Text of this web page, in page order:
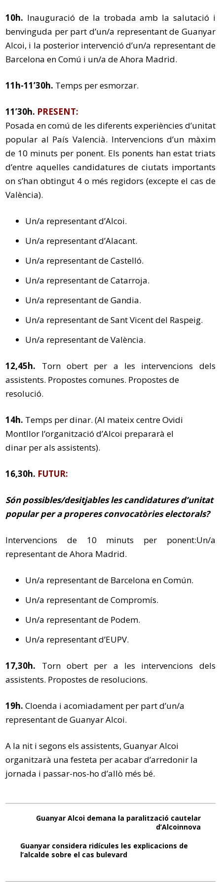
10h. Inauguració de la trobada amb la salutació i
benvinguda per part d’un/a representant de Guanyar
Alcoi, i la posterior intervenció d’un/a representant de
Barcelona en Comú i un/a de Ahora Madrid.
11h-11’30h. Temps per esmorzar.
11’30h. PRESENT:
Posada en comú de les diferents experiències d’unitat
popular al País Valencià. Intervencions d’un màxim
de 10 minuts per ponent. Els ponents han estat triats
d’entre aquelles candidatures de ciutats importants
on s’han obtingut 4 o més regidors (excepte el cas de
València).
Un/a representant d’Alcoi.
Un/a representant d’Alacant.
Un/a representant de Castelló.
Un/a representant de Catarroja.
Un/a representant de Gandia.
Un/a representant de Sant Vicent del Raspeig.
Un/a representant de València.
12,45h. Torn obert per a les intervencions dels
assistents. Propostes comunes. Propostes de
resolució.
14h. Temps per dinar. (Al mateix centre Ovidi
Montllor l’organització d’Alcoi prepararà el
dinar per als assistents).
16,30h. FUTUR:
Són possibles/desitjables les candidatures d’unitat
popular per a properes convocatòrieselectorals?
Intervencions de 10 minuts per ponent:Un/a
representant de Ahora Madrid.
Un/a representant de Barcelona en Común.
Un/a representant de Compromís.
Un/a representant de Podem.
Un/a representant d’EUPV.
17,30h. Torn obert per a les intervencions dels
assistents. Propostes de resolucions.
19h. Cloenda i acomiadament per part d’un/a
representant de Guanyar Alcoi.
A la nit i segons els assistents, Guanyar Alcoi
organitzarà una festeta per acabar d’arredonir la
jornada i passar-nos-ho d’allò més bé.
Guanyar Alcoi demana la paralització cautelar
d’Alcoinnova
Guanyar considera ridícules les explicacions de
l’alcalde sobre el cas bulevard